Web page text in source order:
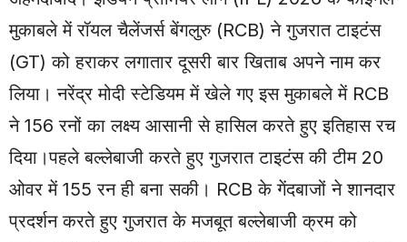
मुकाबले में रॉयल चैलेंजर्स बेंगलुरु (RCB) ने गुजरात टाइटंस
(GT) को हराकर लगातार दूसरी बार खिताब अपने नाम कर
लिया। नरेंद्र मोदी स्टेडियम में खेले गए इस मुकाबले में RCB
ने 156 रनों का लक्ष्य आसानी से हासिल करते हुए इतिहास रच
दिया।पहले बल्लेबाजी करते हुए गुजरात टाइटंस की टीम 20
ओवर में 155 रन ही बना सकी। RCB के गेंदबाजों ने शानदार
प्रदर्शन करते हुए गुजरात के मजबूत बल्लेबाजी क्रम को